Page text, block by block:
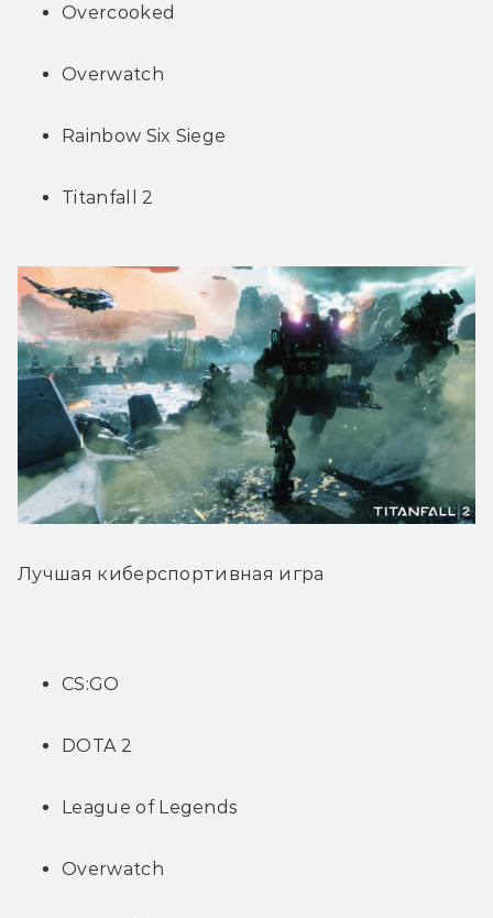
Overcooked
Overwatch
Rainbow Six Siege
Titanfall 2
Лучшая киберспортивная игра
CS:GO
DOTA 2
League of Legends
Overwatch